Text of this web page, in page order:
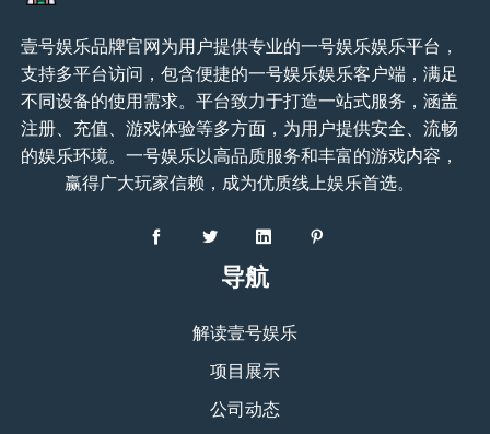
壹号娱乐品牌官网为用户提供专业的一号娱乐娱乐平台，
支持多平台访问，包含便捷的一号娱乐娱乐客户端，满足
不同设备的使用需求。平台致力于打造一站式服务，涵盖
注册、充值、游戏体验等多方面，为用户提供安全、流畅
的娱乐环境。一号娱乐以高品质服务和丰富的游戏内容，
赢得广大玩家信赖，成为优质线上娱乐首选。
导航
解读壹号娱乐
项目展示
公司动态